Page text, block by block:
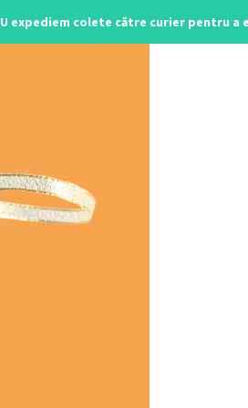
expediem colete către curier pentru